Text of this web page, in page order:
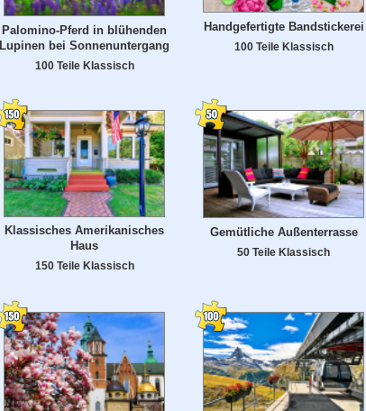
Palomino-Pferd in blühenden
Lupinen bei Sonnenuntergang
100 Teile Klassisch
Handgefertigte Bandstickerei
100 Teile Klassisch
Klassisches Amerikanisches
Haus
150 Teile Klassisch
Gemütliche Außenterrasse
50 Teile Klassisch